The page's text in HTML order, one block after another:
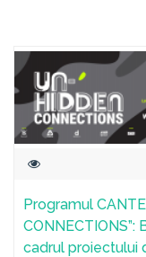
Programul
cadrul proiectului